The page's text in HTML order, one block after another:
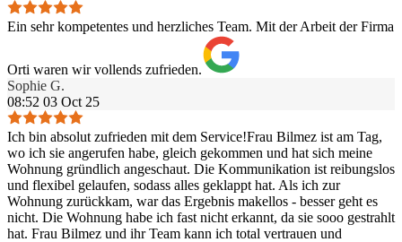
Ein sehr kompetentes und herzliches Team. Mit der Arbeit der Firma
Orti waren wir vollends zufrieden.
Sophie G.
08:52 03 Oct 25
Ich bin absolut zufrieden mit dem Service!Frau Bilmez ist am Tag,
wo ich sie angerufen habe, gleich gekommen und hat sich meine
Wohnung gründlich angeschaut. Die Kommunikation ist reibungslos
und flexibel gelaufen, sodass alles geklappt hat. Als ich zur
Wohnung zurückkam, war das Ergebnis makellos - besser geht es
nicht. Die Wohnung habe ich fast nicht erkannt, da sie sooo gestrahlt
hat. Frau Bilmez und ihr Team kann ich total vertrauen und